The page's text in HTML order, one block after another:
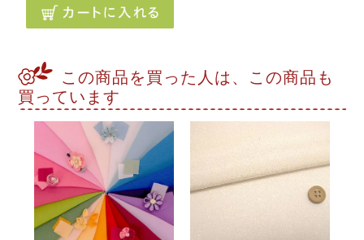
この商品を買った人は、この商品も
買っています